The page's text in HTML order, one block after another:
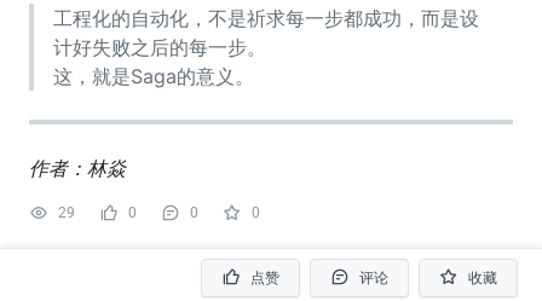
工程化的自动化，不是祈求每一步都成功，而是设
计好失败之后的每一步。
这，就是Saga的意义。
作者：林焱
29 0 0 0
点赞 评论 收藏